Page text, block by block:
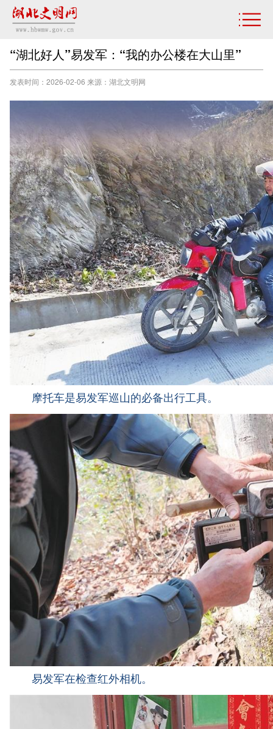
“湖北好人”易发军：“我的办公楼在大山里”
发表时间：2026-02-06 来源：湖北文明网
摩托车是易发军巡山的必备出行工具。
易发军在检查红外相机。